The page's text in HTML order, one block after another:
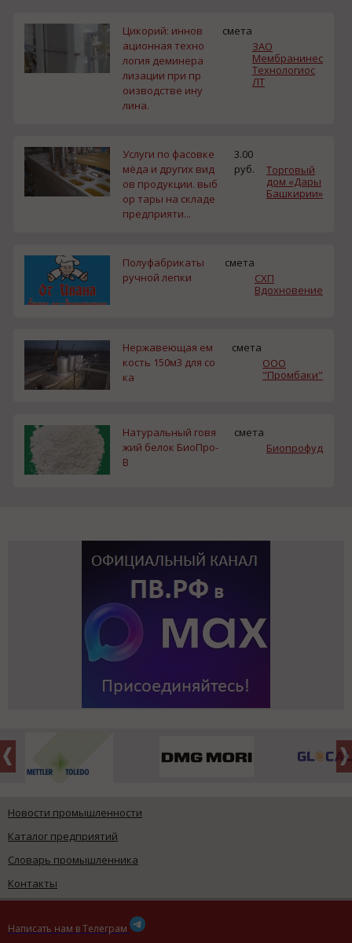
Цикорий: иннов
ационная техно
логия деминера
лизации при пр
оизводстве ину
лина.
смета
ЗАО
Мембранинес
Технологиос
ЛТ
Услуги по фасовке
мёда и других вид
ов продукции. выб
ор тары на складе
предприяти...
3.00
руб.
Торговый
дом «Дары
Башкирии»
Полуфабрикаты
ручной лепки
смета
СХП
Вдохновение
Нержавеющая ем
кость 150м3 для со
ка
смета
ООО
"Промбаки"
Натуральный говя
жий белок БиоПро-
В
смета
Биопрофуд
Новости промышленности
Каталог предприятий
Словарь промышленника
Контакты
Написать нам в Телеграм